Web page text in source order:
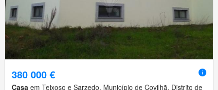
380 000 €
Casa em Teixoso e Sarzedo, Município de Covilhã, Distrito de